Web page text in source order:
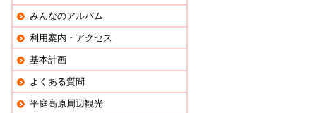
みんなのアルバム
利用案内・アクセス
基本計画
よくある質問
平庭高原周辺観光